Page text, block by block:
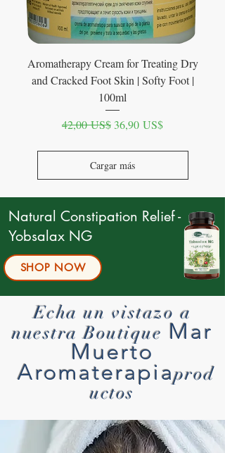
Aromatherapy Cream for Treating Dry
and Cracked Foot Skin | Softy Foot |
100ml
Precio
42,00 US$ Precio de oferta
36,90 US$
Cargar más
Natural Constipation Relief -
Yobsalax NG
SHOP NOW
Echa un vistazo a
nuestra Boutique Mar
Muerto
Aromaterapiaprod
uctos